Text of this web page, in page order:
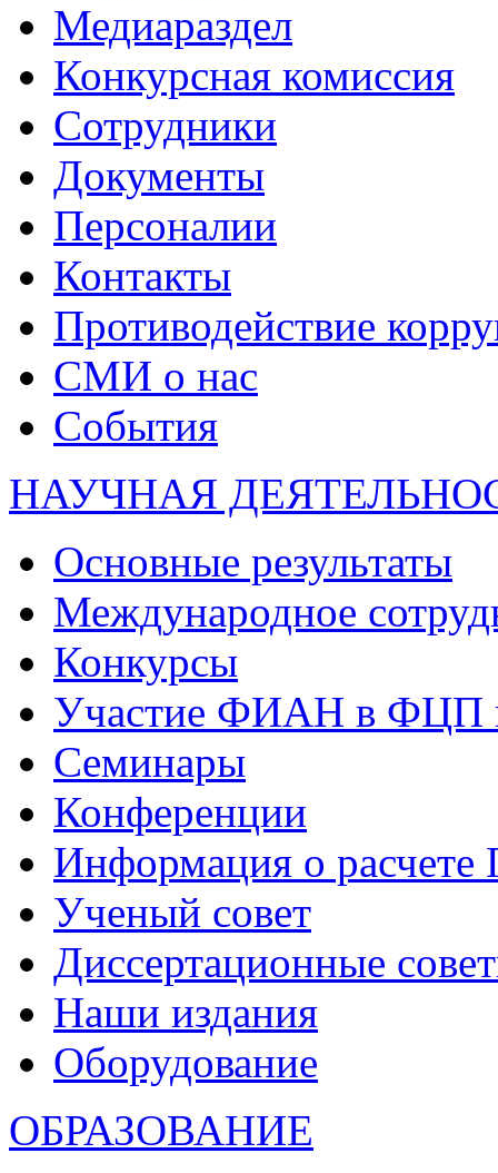
Медиараздел
Конкурсная комиссия
Сотрудники
Документы
Персоналии
Контакты
Противодействие
СМИ о нас
События
НАУЧНАЯ
Основные результаты
Международное
Конкурсы
Участие ФИАН в ФЦП
Семинары
Конференции
Информация о
Ученый совет
Диссертационные
Наши издания
Оборудование
ОБРАЗОВАНИЕ